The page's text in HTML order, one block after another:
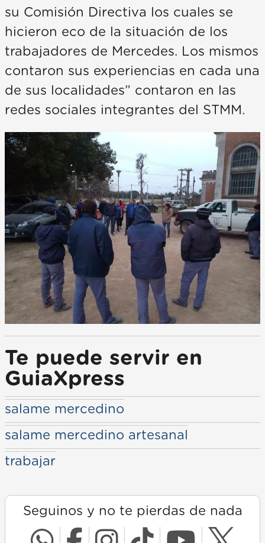
su Comisión Directiva los cuales se
hicieron eco de la situación de los
trabajadores de Mercedes. Los mismos
contaron sus experiencias en cada una
de sus localidades” contaron en las
redes sociales integrantes del STMM.
Te puede servir en
GuiaXpress
salame mercedino
salame mercedino artesanal
trabajar
Seguinos y no te pierdas de nada